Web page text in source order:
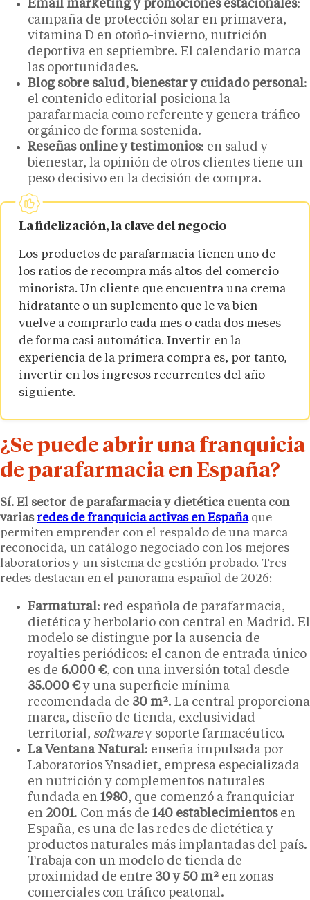
Email marketing y promociones estacionales:
campaña de protección solar en primavera,
vitamina D en otoño-invierno, nutrición
deportiva en septiembre. El calendario marca
las oportunidades.
Blog sobre salud, bienestar y cuidado personal:
el contenido editorial posiciona la
parafarmacia como referente y genera tráfico
orgánico de forma sostenida.
Reseñas online y testimonios: en salud y
bienestar, la opinión de otros clientes tiene un
peso decisivo en la decisión de compra.
La fidelización, la clave del negocio
Los productos de parafarmacia tienen uno de
los ratios de recompra más altos del comercio
minorista. Un cliente que encuentra una crema
hidratante o un suplemento que le va bien
vuelve a comprarlo cada mes o cada dos meses
de forma casi automática. Invertir en la
experiencia de la primera compra es, por tanto,
invertir en los ingresos recurrentes del año
siguiente.
¿Se puede abrir una franquicia
de parafarmacia en España?
Sí. El sector de parafarmacia y dietética cuenta con
variasredes de franquicia activas en Españaque
permiten emprender con el respaldo de una marca
reconocida, un catálogo negociado con los mejores
laboratorios y un sistema de gestión probado. Tres
redes destacan en el panorama español de 2026:
Farmatural: red española de parafarmacia,
dietética y herbolario con central en Madrid. El
modelo se distingue por la ausencia de
royalties periódicos: el canon de entrada único
es de 6.000 €, con una inversión total desde
35.000 €y una superficie mínima
recomendada de 30 m². La central proporciona
marca, diseño de tienda, exclusividad
territorial, softwarey soporte farmacéutico.
La Ventana Natural: enseña impulsada por
Laboratorios Ynsadiet, empresa especializada
en nutrición y complementos naturales
fundada en 1980, que comenzó a franquiciar
en 2001. Con más de 140 establecimientosen
España, es una de las redes de dietética y
productos naturales más implantadas del país.
Trabaja con un modelo de tienda de
proximidad de entre 30 y 50 m² en zonas
comerciales con tráfico peatonal.